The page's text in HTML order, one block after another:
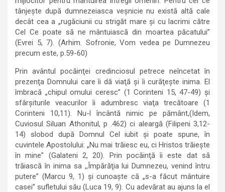
tânjeşte după dumnezeiasca veşnicie nu există altă cale
decât cea a „rugăciunii cu strigăt mare şi cu lacrimi către
Cel Ce poate să ne mântuiască din moartea păcatului”
(Evrei 5, 7). (Arhim. Sofronie, Vom vedea pe Dumnezeu
precum este, p.59-60)
Prin avântul pocăinţei credinciosul petrece neîncetat în
prezenţa Domnului care îi dă viaţă şi îi curăţeşte inima. El
îmbracă „chipul omului ceresc” (1 Corinteni 15, 47-49) şi
sfârşiturile veacurilor îi adumbresc viaţa trecătoare (1
Corinteni 10,11). Nu-l încântă nimic pe pământ,(Idem,
Cuviosul Siluan Athonitul, p .462) ci aleargă (Filipeni 3,12-
14) slobod după Domnul Cel iubit şi poate spune, în
cuvintele Apostolului: „Nu mai trăiesc eu, ci Hristos trăieşte
în mine” (Galateni 2, 20). Prin pocăinţă îi este dat să
trăiască în inima sa ,,Împărăţia lui Dumnezeu, venind întru
putere” (Marcu 9, 1) şi cunoaşte că „s-a făcut mântuire
casei” sufletului său (Luca 19, 9). Cu adevărat au ajuns la el